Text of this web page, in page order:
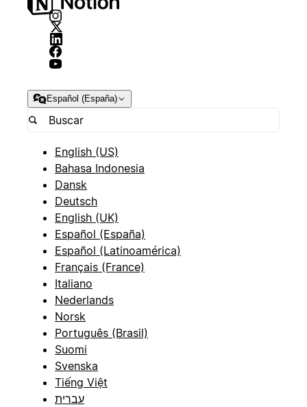
Español (España)
English (US)
Bahasa Indonesia
Dansk
Deutsch
English (UK)
Español (España)
Español (Latinoamérica)
Français (France)
Italiano
Nederlands
Norsk
Português (Brasil)
Suomi
Svenska
Tiếng Việt
עברית